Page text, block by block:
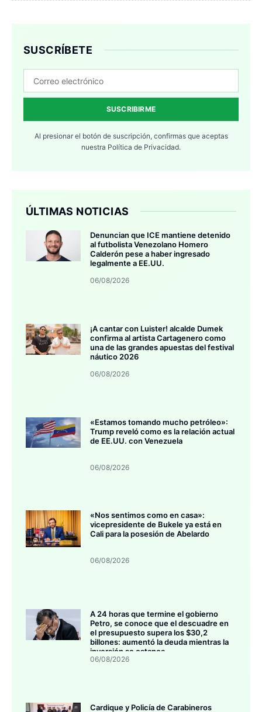
SUSCRÍBETE
SUSCRIBIRME
Al presionar el botón de suscripción, confirmas que aceptas
nuestra Política de Privacidad.
ÚLTIMAS NOTICIAS
Denuncian que ICE mantiene detenido
al futbolista Venezolano Homero
Calderón pese a haber ingresado
legalmente a EE.UU.
06/08/2026
¡A cantar con Luister! alcalde Dumek
confirma al artista Cartagenero como
una de las grandes apuestas del festival
náutico 2026
06/08/2026
«Estamos tomando mucho petróleo»:
Trump reveló como es la relación actual
de EE.UU. con Venezuela
06/08/2026
«Nos sentimos como en casa»:
vicepresidente de Bukele ya está en
Cali para la posesión de Abelardo
06/08/2026
A 24 horas que termine el gobierno
Petro, se conoce que el descuadre en
el presupuesto supera los $30,2
billones: aumentó la deuda mientras la
inversión se estanca
06/08/2026
Cardique y Policía de Carabineros